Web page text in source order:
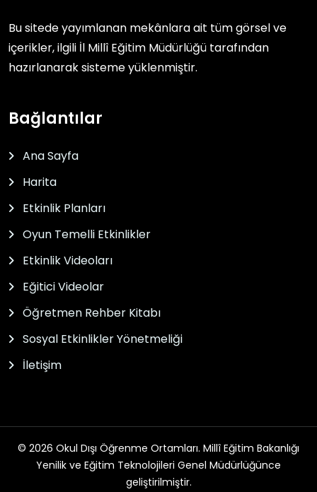
Bu sitede yayımlanan mekânlara ait tüm görsel ve
içerikler, ilgili İl Millî Eğitim Müdürlüğü tarafından
hazırlanarak sisteme yüklenmiştir.
Bağlantılar
Ana Sayfa
Harita
Etkinlik Planları
Oyun Temelli Etkinlikler
Etkinlik Videoları
Eğitici Videolar
Öğretmen Rehber Kitabı
Sosyal Etkinlikler Yönetmeliği
İletişim
© 2026 Okul Dışı Öğrenme Ortamları. Millî Eğitim Bakanlığı
Yenilik ve Eğitim Teknolojileri Genel Müdürlüğünce
geliştirilmiştir.